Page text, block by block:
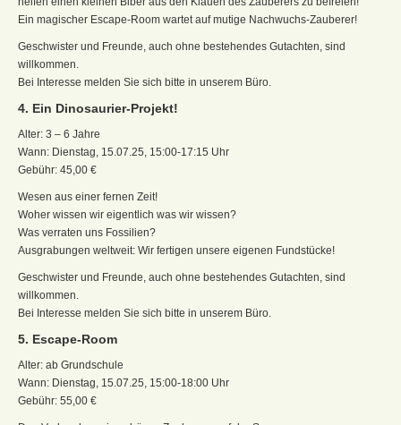
Ein magischer Escape-Room wartet auf mutige Nachwuchs-Zauberer!
Geschwister und Freunde, auch ohne bestehendes Gutachten, sind
willkommen.
Bei Interesse melden Sie sich bitte in unserem Büro.
4. Ein Dinosaurier-Projekt!
Alter: 3 – 6 Jahre
Wann: Dienstag, 15.07.25, 15:00-17:15 Uhr
Gebühr: 45,00 €
Wesen aus einer fernen Zeit!
Woher wissen wir eigentlich was wir wissen?
Was verraten uns Fossilien?
Ausgrabungen weltweit: Wir fertigen unsere eigenen Fundstücke!
Geschwister und Freunde, auch ohne bestehendes Gutachten, sind
willkommen.
Bei Interesse melden Sie sich bitte in unserem Büro.
5. Escape-Room
Alter: ab Grundschule
Wann: Dienstag, 15.07.25, 15:00-18:00 Uhr
Gebühr: 55,00 €